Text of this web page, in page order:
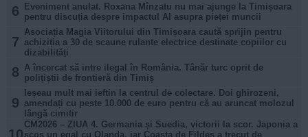
6
Eveniment anulat. Roxana Mînzatu nu mai ajunge la Timișoara
pentru discuția despre impactul AI asupra pieței muncii
7
Asociația Magia Viitorului din Timișoara caută sprijin pentru
achiziția a 30 de scaune rulante electrice destinate copiilor cu
dizabilități
8 A încercat să intre ilegal în România. Tânăr turc oprit de
polițiștii de frontieră din Timiș
9
Ieșeau mult mai ieftin la centrul de colectare. Doi ghirozeni,
amendați cu peste 10.000 de euro pentru că au aruncat molozul
lângă cimitir
CM2026 – ZIUA 4. Germania și Suedia, victorii la scor. Japonia a
scos un egal cu Olanda, iar Coasta de Fildeș a trecut de